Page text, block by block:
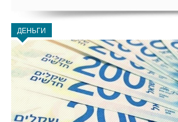
ДЕНЬГИ